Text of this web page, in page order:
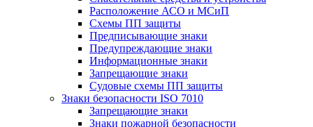
Расположение АСО и МСиП
Схемы ПП защиты
Предписывающие знаки
Предупреждающие знаки
Информационные знаки
Запрещающие знаки
Судовые схемы ПП защиты
Знаки безопасности ISO 7010
Запрещающие знаки
Знаки пожарной безопасности